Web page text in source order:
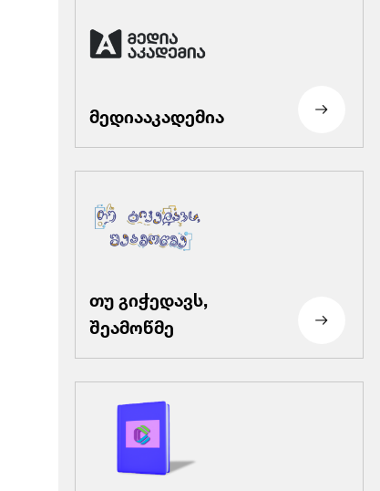
მედიააკადემია
თუ გიჭედავს,
შეამოწმე